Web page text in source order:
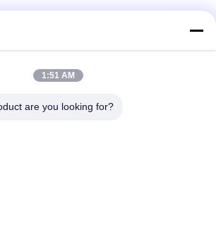
populaires
Pignon biseauté
Bâtis et pièces
1:51 AM
are you looking for?